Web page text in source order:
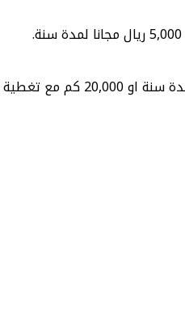
ضمان ميكانيكي على السيارة لمدة سنة او 20,000 كم مع تغطية